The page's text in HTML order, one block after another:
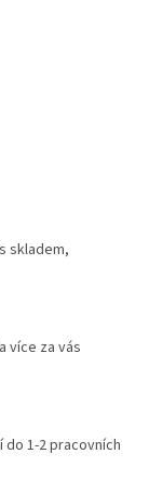
skladem,
více za vás
1-2 pracovních